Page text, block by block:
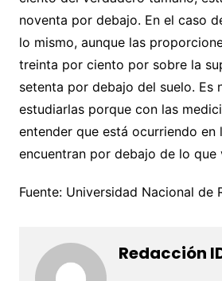
noventa por debajo. En el caso
lo mismo, aunque las
treinta por ciento por sobre la
setenta por debajo del suelo. Es
estudiarlas porque con las
entender que está ocurriendo en
encuentran por debajo de lo que
Fuente: Universidad Nacional de
Redacción